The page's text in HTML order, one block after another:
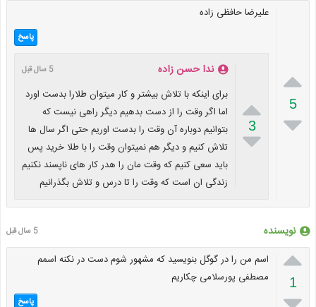

5

علیرضا حافظی زاده
پاسخ

3

ندا حسن زاده 5 سال قبل
برای اینکه با تلاش بیشتر و کار میتوان طلارا بدست اورد
اما اگر وقت را از دست بدهیم دیگر راهی نیست که
بتوانیم دوباره آن وقت را بدست اوریم حتی اگر سال ها
تلاش کنیم و دیگر هم نمیتوان وقت را با طلا خرید پس
باید سعی کنیم که وقت مان را هدر کار های ناپسند نکنیم
زندگی ان است که وقت را تا درس و تلاش بگذرانیم
نویسنده 5 سال قبل

1
اسم من را در گوگل بنویسید که مشهور شوم دست در نکنه اسمم
مصطفی پورسلامی چکاریم
پاسخ